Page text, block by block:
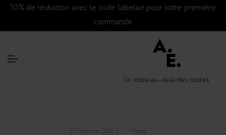
10% de réduction avec le code labelae pour votre première
commande
La mode au-delà des modes
27 octobre 2022 Mode